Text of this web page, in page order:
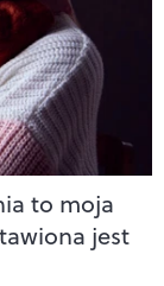
to moja
jest